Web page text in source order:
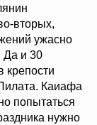
вторых,
ужасно
Да и 30
крепости
Каиафа
попытаться
нужно